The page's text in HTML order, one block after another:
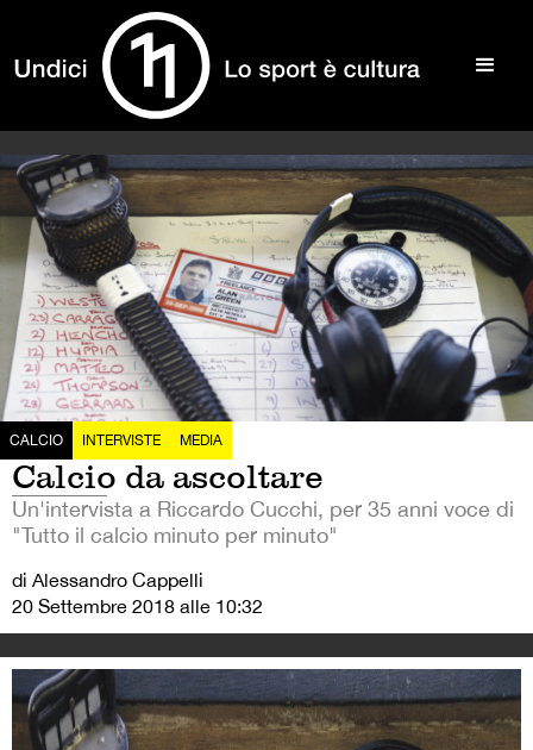
CALCIO INTERVISTE MEDIA
Calcio da ascoltare
Un'intervista a Riccardo Cucchi, per 35 anni voce di
"Tutto il calcio minuto per minuto"
di Alessandro Cappelli
20 Settembre 2018 alle 10:32